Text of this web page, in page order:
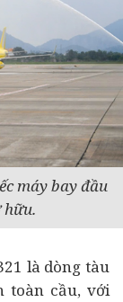
máy bay đầu
hữu.
là dòng tàu
toàn cầu, với